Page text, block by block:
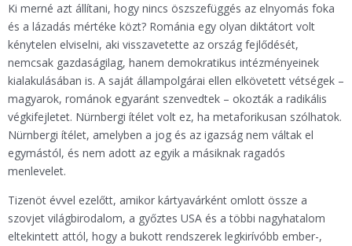
Ki merné azt állítani, hogy nincs öszszefüggés az elnyomás foka
és a lázadás mértéke közt? Románia egy olyan diktátort volt
kénytelen elviselni, aki visszavetette az ország fejlődését,
nemcsak gazdaságilag, hanem demokratikus intézményeinek
kialakulásában is. A saját állampolgárai ellen elkövetett vétségek –
magyarok, románok egyaránt szenvedtek – okozták a radikális
végkifejletet. Nürnbergi ítélet volt ez, ha metaforikusan szólhatok.
Nürnbergi ítélet, amelyben a jog és az igazság nem váltak el
egymástól, és nem adott az egyik a másiknak ragadós
menlevelet.
Tizenöt évvel ezelőtt, amikor kártyavárként omlott össze a
szovjet világbirodalom, a győztes USA és a többi nagyhatalom
eltekintett attól, hogy a bukott rendszerek legkirívóbb ember-,